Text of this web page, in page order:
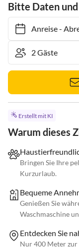
Bitte Daten
Anreise-
Erstellt mit KI
Warum dieses
Bringen Sie Ihre
Kurzurlaub.
Bequeme
Genießen Sie
Waschmaschine
Entdecken Sie
Nur 400 Meter